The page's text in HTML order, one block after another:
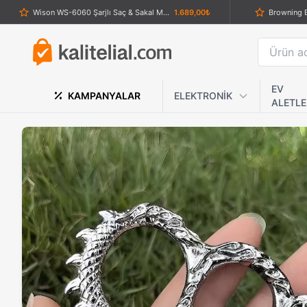
Wison WS-6060 Şarjlı Saç & Sakal Makinesi – Evde Profesyonel Kesim Deneyimi 1.689,00₺
Gerber De Facto S30V Taktik Bıçak (Çift Tırtıklı) – Profesyonel Survival & Combat Dagger
Powertec TR 440 Sinek Kaydı Tıraş Makinesi 1.689,00₺
Crkt 124 Pirana İşlemeli Çakı 789,00₺
Philips Vücut Tıraş Series 1000 - Bodygroom 1.689,00₺
Powerdex PD-4900 2000 mAh Güneş Enerjili Powerbank ve Flaş-SOS Özellikli Kamp Feneri 1.139,00₺
Sigara Sarma Makinesi Anakartı - Zaman Ayarlı Kontrol Kartı 479,00₺
Crkt Katlanabilir Karambit Bıçak 1.099,00₺
Hızlı Açılan Knuckle Duster Muştalı Çakı 1.459,00₺
Browning
Altın
KAMPANYALAR ELEKTRONİK
EV